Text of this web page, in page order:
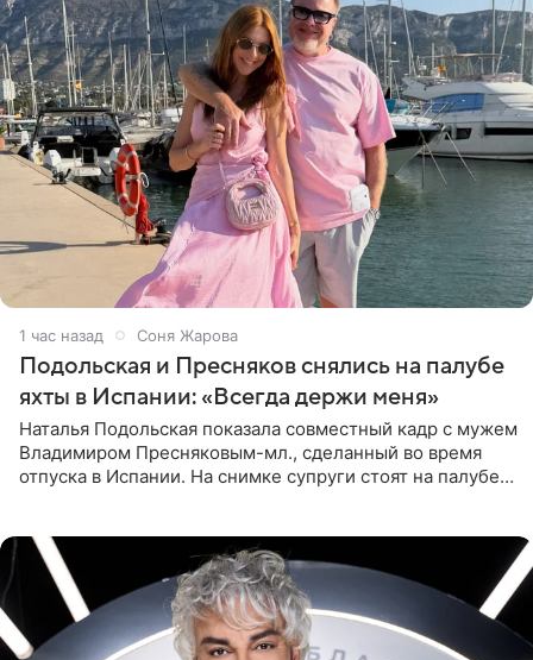
1 час назад Соня Жарова
Подольская и Пресняков снялись на палубе
яхты в Испании: «Всегда держи меня»
Наталья Подольская показала совместный кадр с мужем
Владимиром Пресняковым-мл., сделанный во время
отпуска в Испании. На снимке супруги стоят на палубе